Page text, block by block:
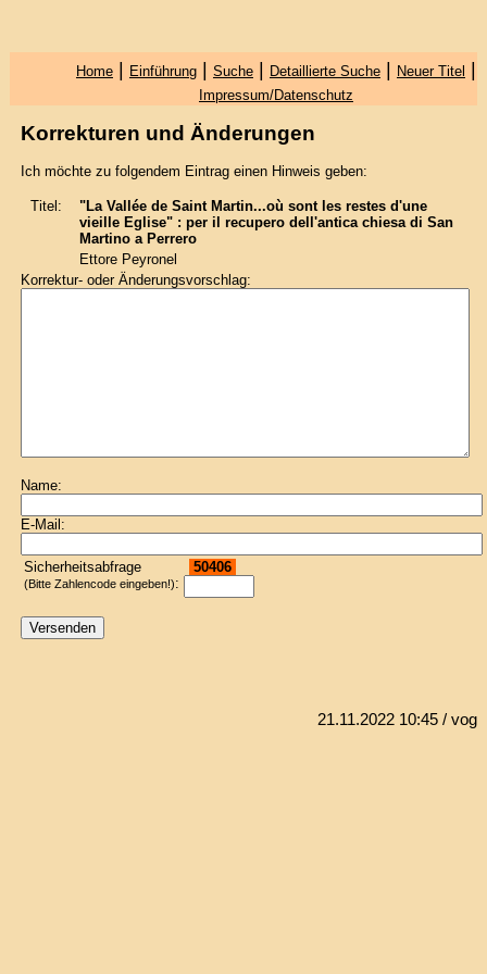
Home| Einführung| Suche| Detaillierte Suche| Neuer Titel |
Impressum/Datenschutz
Korrekturen und Änderungen
Ich möchte zu folgendem Eintrag einen Hinweis geben:
Titel:
"La Vallée de Saint Martin...où sont les restes d'une
vieille Eglise" : per il recupero dell'antica chiesa di San
Martino a Perrero
Ettore Peyronel
Korrektur- oder Änderungsvorschlag:
Name:
E-Mail:
Sicherheitsabfrage
(Bitte Zahlencode eingeben!):
50406
21.11.2022 10:45 / vog